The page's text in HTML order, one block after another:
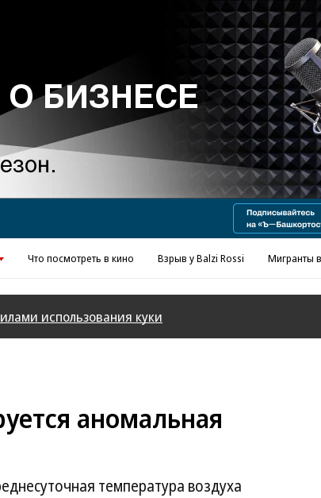
Реклама в «Ъ» www.kommersant.ru/ad
Что посмотреть в кино Взрыв у Balzi Rossi Мигранты
использования куки
аномальная
температура воздуха